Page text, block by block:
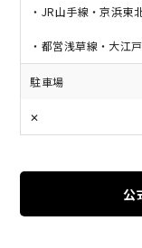
・JR山手線・京浜東
・都営浅草線・大江
駐車場
✕
公